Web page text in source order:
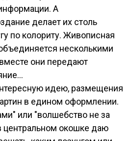
А
делает их столь
по колориту. Живописная
несколькими
они передают
идею, размещения
в едином оформлении.
или "волшебство не за
центральном окошке даю